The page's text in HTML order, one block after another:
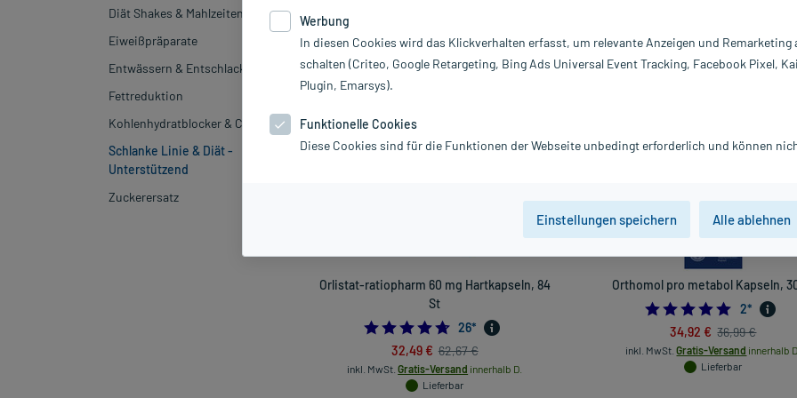
Diät Shakes & Mahlzeiten
Eiweißpräparate
Entwässern & Entschlacken
Fettreduktion
Kohlenhydratblocker & Co.
Schlanke Linie & Diät -
Unterstützend
Zuckerersatz
Hersteller Darreichung
Sortieren Relevanz absteigend
-48%*
Orlistat-ratiopharm 60 mg Hartkapseln, 84
St
4.6923076923076925
26*
32,49 € 62,67 €
inkl. MwSt. Gratis-Versand innerhalb D.
Lieferbar
Orthomol pro metabol Kapseln,
5.0
2*
34,92 € 36,99 €
inkl. MwSt. Gratis-Versand innerhalb D.
Lieferbar
Werbung
In diesen Cookies wird das Klickverhalten erfasst, um relevante Anzeigen und Remarketing
schalten (Criteo, Google Retargeting, Bing Ads Universal Event Tracking, Facebook Pixel,
Plugin, Emarsys).
Funktionelle Cookies
Diese Cookies sind für die Funktionen der Webseite unbedingt erforderlich und können
Einstellungen speichern Alle ablehnen